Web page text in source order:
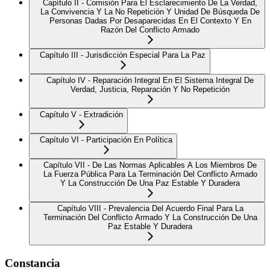
Capítulo II - Comisión Para El Esclarecimiento De La Verdad,
La Convivencia Y La No Repetición Y Unidad De Búsqueda De
Personas Dadas Por Desaparecidas En El Contexto Y En
Razón Del Conflicto Armado
Capítulo III - Jurisdicción Especial Para La Paz
Capítulo IV - Reparación Integral En El Sistema Integral De
Verdad, Justicia, Reparación Y No Repetición
Capítulo V - Extradición
Capítulo VI - Participación En Política
Capítulo VII - De Las Normas Aplicables A Los Miembros De
La Fuerza Pública Para La Terminación Del Conflicto Armado
Y La Construcción De Una Paz Estable Y Duradera
Capítulo VIII - Prevalencia Del Acuerdo Final Para La
Terminación Del Conflicto Armado Y La Construcción De Una
Paz Estable Y Duradera
Constancia